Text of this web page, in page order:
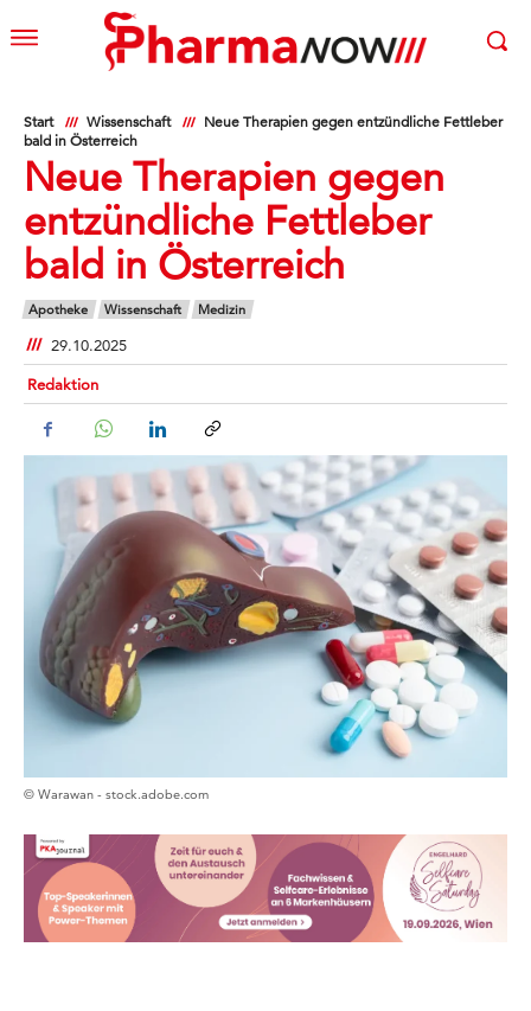
Start Wissenschaft
Neue Therapien gegen entzündliche Fettleber
bald in Österreich
Neue Therapien gegen
entzündliche Fettleber
bald in Österreich
Apotheke Wissenschaft Medizin
29.10.2025
Redaktion
© Warawan - stock.adobe.com